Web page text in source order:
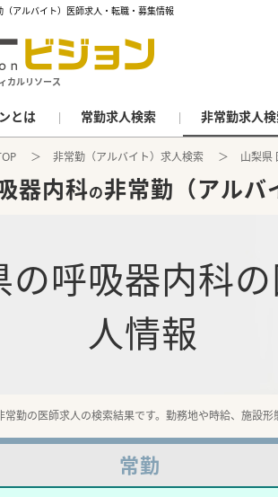
アルバイト）医師求人・転職・募集情報
カルリソース
とは 常勤求人検索 非常勤求人
非常勤（アルバイト）求人検索 山梨県
器内科の非常勤（アルバ
の呼吸器内科の
人情報
勤の医師求人の検索結果です。勤務地や時給、施設
常勤